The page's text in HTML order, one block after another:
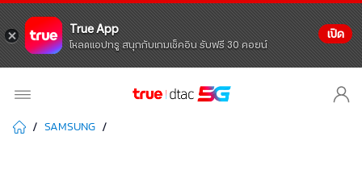
True App
โหลดแอปทรู สนุกกับเกมเช็คอิน รับฟรี 30 คอยน์
เปิด
SAMSUNG